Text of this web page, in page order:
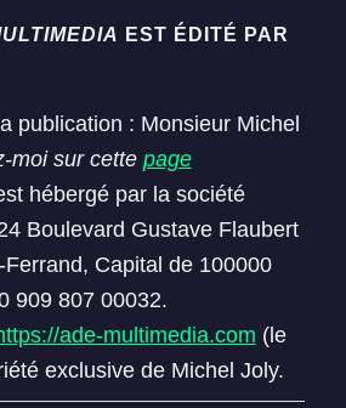
EST ÉDITÉ PAR
publication : Monsieur Michel
moi sur cette page
hébergé par la société
Boulevard Gustave Flaubert
Capital de 100000
909 807 00032.
ade-multimedia.com (le
exclusive de Michel Joly.